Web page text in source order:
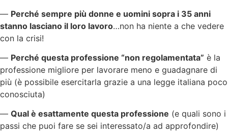
— Perché sempre più donne e uomini sopra i 35 anni
stanno lasciano il loro lavoro…non ha niente a che vedere
con la crisi!
— Perché questa professione “non regolamentata” è la
professione migliore per lavorare meno e guadagnare di
più (è possibile esercitarla grazie a una legge italiana poco
conosciuta)
— Qual è esattamente questa professione (e quali sono i
passi che puoi fare se sei interessato/a ad approfondire)